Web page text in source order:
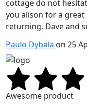
cottage do not
you alison for a
returning. Dave and
Paulo Dybala on 25
Awesome product